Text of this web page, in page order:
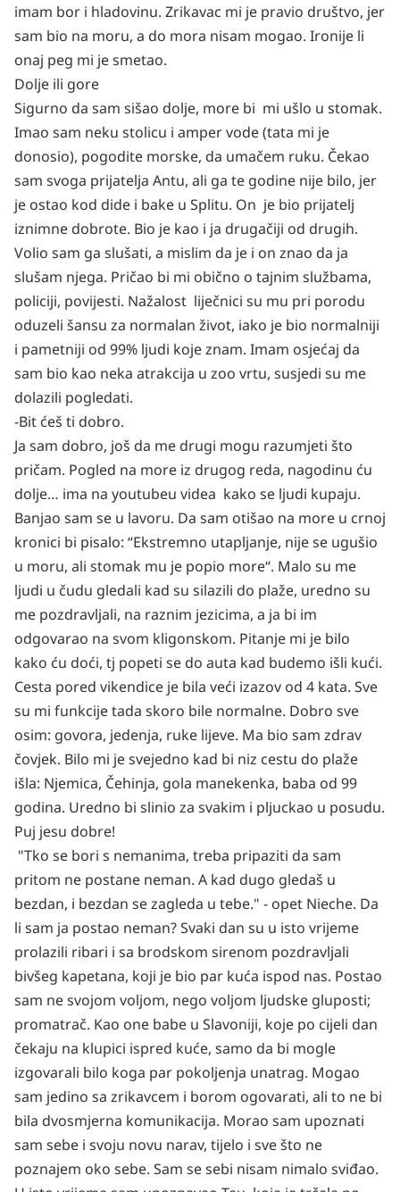
imam bor i hladovinu. Zrikavac mi je pravio društvo, jer
sam bio na moru, a do mora nisam mogao. Ironije li
onaj peg mi je smetao.
Dolje ili gore
Sigurno da sam sišao dolje, more bi mi ušlo u stomak.
Imao sam neku stolicu i amper vode (tata mi je
donosio), pogodite morske, da umačem ruku. Čekao
sam svoga prijatelja Antu, ali ga te godine nije bilo, jer
je ostao kod dide i bake u Splitu. On je bio prijatelj
iznimne dobrote. Bio je kao i ja drugačiji od drugih.
Volio sam ga slušati, a mislim da je i on znao da ja
slušam njega. Pričao bi mi obično o tajnim službama,
policiji, povijesti. Nažalost liječnici su mu pri porodu
oduzeli šansu za normalan život, iako je bio normalniji
i pametniji od 99% ljudi koje znam. Imam osjećaj da
sam bio kao neka atrakcija u zoo vrtu, susjedi su me
dolazili pogledati.
-Bit ćeš ti dobro.
Ja sam dobro, još da me drugi mogu razumjeti što
pričam. Pogled na more iz drugog reda, nagodinu ću
dolje… ima na youtubeu videa kako se ljudi kupaju.
Banjao sam se u lavoru. Da sam otišao na more u crnoj
kronici bi pisalo: “Ekstremno utapljanje, nije se ugušio
u moru, ali stomak mu je popio more“. Malo su me
ljudi u čudu gledali kad su silazili do plaže, uredno su
me pozdravljali, na raznim jezicima, a ja bi im
odgovarao na svom kligonskom. Pitanje mi je bilo
kako ću doći, tj popeti se do auta kad budemo išli kući.
Cesta pored vikendice je bila veći izazov od 4 kata. Sve
su mi funkcije tada skoro bile normalne. Dobro sve
osim: govora, jedenja, ruke lijeve. Ma bio sam zdrav
čovjek. Bilo mi je svejedno kad bi niz cestu do plaže
išla: Njemica, Čehinja, gola manekenka, baba od 99
godina. Uredno bi slinio za svakim i pljuckao u posudu.
Puj jesu dobre!
"Tko se bori s nemanima, treba pripaziti da sam
pritom ne postane neman. A kad dugo gledaš u
bezdan, i bezdan se zagleda u tebe." - opet Nieche. Da
li sam ja postao neman? Svaki dan su u isto vrijeme
prolazili ribari i sa brodskom sirenom pozdravljali
bivšeg kapetana, koji je bio par kuća ispod nas. Postao
sam ne svojom voljom, nego voljom ljudske gluposti;
promatrač. Kao one babe u Slavoniji, koje po cijeli dan
čekaju na klupici ispred kuće, samo da bi mogle
izgovarali bilo koga par pokoljenja unatrag. Mogao
sam jedino sa zrikavcem i borom ogovarati, ali to ne bi
bila dvosmjerna komunikacija. Morao sam upoznati
sam sebe i svoju novu narav, tijelo i sve što ne
poznajem oko sebe. Sam se sebi nisam nimalo sviđao.